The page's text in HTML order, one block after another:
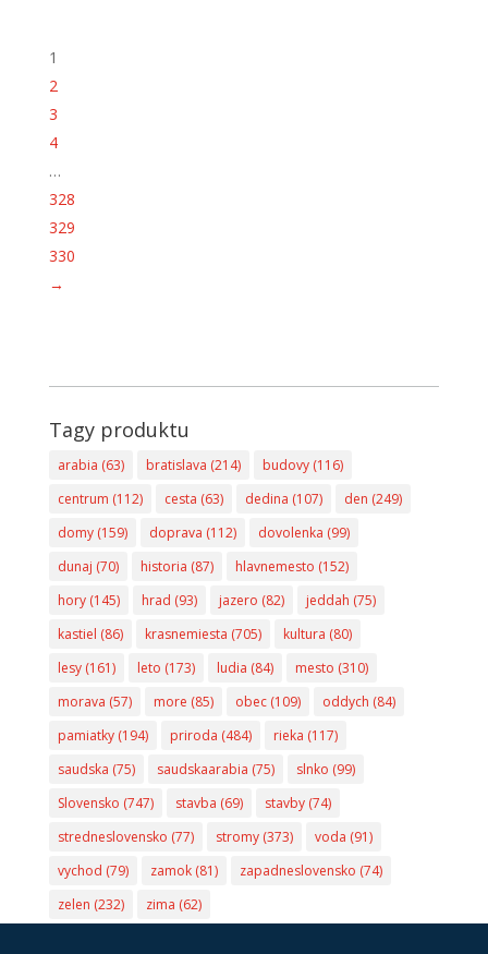
1
2
3
4
…
328
329
330
→
Tagy produktu
arabia (63) bratislava (214) budovy(116)
centrum (112) cesta (63) dedina (107) den (249)
domy(159) doprava (112) dovolenka (99)
dunaj (70) historia (87) hlavnemesto (152)
hory(145) hrad (93) jazero (82) jeddah (75)
kastiel (86) krasnemiesta (705) kultura (80)
lesy(161) leto (173) ludia (84) mesto (310)
morava (57) more (85) obec(109) oddych (84)
pamiatky(194) priroda (484) rieka (117)
saudska (75) saudskaarabia (75) slnko (99)
Slovensko (747) stavba (69) stavby(74)
stredneslovensko (77) stromy(373) voda (91)
vychod (79) zamok(81) zapadneslovensko (74)
zelen (232) zima (62)